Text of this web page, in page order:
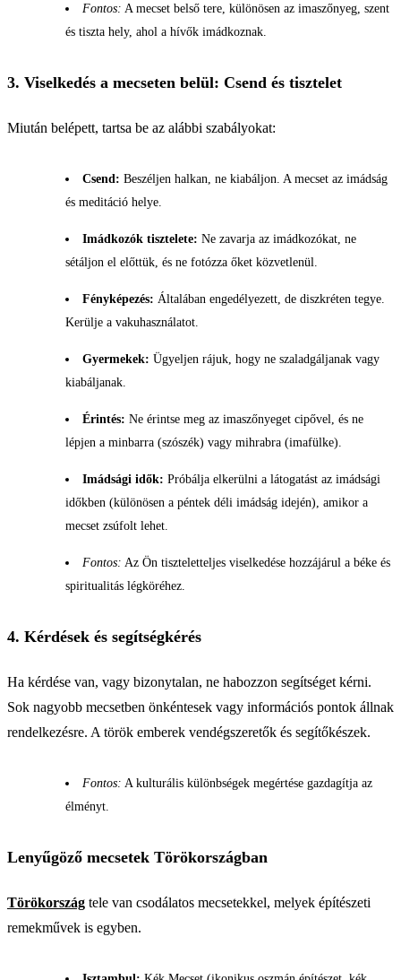
Fontos: A mecset belső tere, különösen az imaszőnyeg, szent
és tiszta hely, ahol a hívők imádkoznak.
3. Viselkedés a mecseten belül: Csend és tisztelet
Miután belépett, tartsa be az alábbi szabályokat:
Csend: Beszéljen halkan, ne kiabáljon. A mecset az imádság
és meditáció helye.
Imádkozók tisztelete: Ne zavarja az imádkozókat, ne
sétáljon el előttük, és ne fotózza őket közvetlenül.
Fényképezés: Általában engedélyezett, de diszkréten tegye.
Kerülje a vakuhasználatot.
Gyermekek: Ügyeljen rájuk, hogy ne szaladgáljanak vagy
kiabáljanak.
Érintés: Ne érintse meg az imaszőnyeget cipővel, és ne
lépjen a minbarra (szószék) vagy mihrabra (imafülke).
Imádsági idők: Próbálja elkerülni a látogatást az imádsági
időkben (különösen a péntek déli imádság idején), amikor a
mecset zsúfolt lehet.
Fontos: Az Ön tiszteletteljes viselkedése hozzájárul a béke és
spiritualitás légköréhez.
4. Kérdések és segítségkérés
Ha kérdése van, vagy bizonytalan, ne habozzon segítséget kérni.
Sok nagyobb mecsetben önkéntesek vagy információs pontok állnak
rendelkezésre. A török emberek vendégszeretők és segítőkészek.
Fontos: A kulturális különbségek megértése gazdagítja az
élményt.
Lenyűgöző mecsetek Törökországban
Törökország tele van csodálatos mecsetekkel, melyek építészeti
remekművek is egyben.